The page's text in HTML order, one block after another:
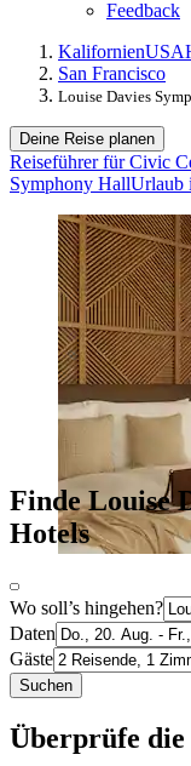
Feedback
KalifornienUSA
San Francisco
Louise Davies
Deine Reise planen
Reiseführer für Civic
Symphony HallUrlaub
Finde Louise
Hotels
Wo soll’s hingehen?
Daten
Gäste
Suchen
Überprüfe die